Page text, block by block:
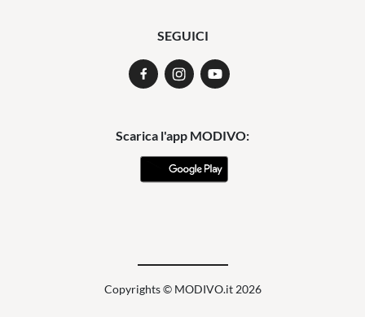
SEGUICI
Scarica l'app MODIVO:
Copyrights © MODIVO.it 2026